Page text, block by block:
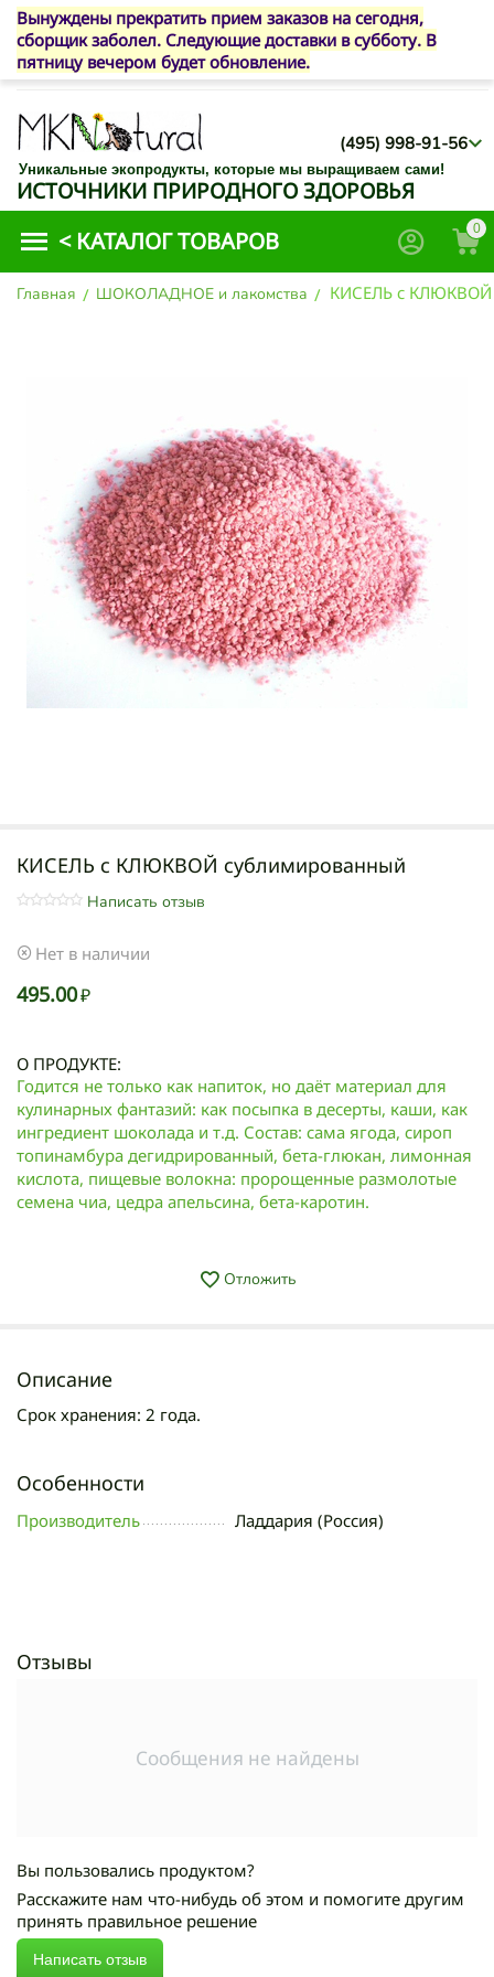
Вынуждены прекратить прием заказов на сегодня,
сборщик заболел. Следующие доставки в субботу. В
пятницу вечером будет обновление.
(495) 998-91-56
Уникальные экопродукты, которые мы выращиваем сами!
ИСТОЧНИКИ ПРИРОДНОГО ЗДОРОВЬЯ
< КАТАЛОГ ТОВАРОВ 0
Главная / ШОКОЛАДНОЕ и лакомства / КИСЕЛЬ с КЛЮКВОЙ
КИСЕЛЬ с КЛЮКВОЙ сублимированный
Написать отзыв
Нет в наличии
495.00₽
О ПРОДУКТЕ:
Годится не только как напиток, но даёт материал для
кулинарных фантазий: как посыпка в десерты, каши, как
ингредиент шоколада и т.д. Состав: сама ягода, сироп
топинамбура дегидрированный, бета-глюкан, лимонная
кислота, пищевые волокна: пророщенные размолотые
семена чиа, цедра апельсина, бета-каротин.
Отложить
Описание
Срок хранения: 2 года.
Особенности
Производитель Ладдария (Россия)
Отзывы
Сообщения не найдены
Вы пользовались продуктом?
Расскажите нам что-нибудь об этом и помогите другим
принять правильное решение
Написать отзыв